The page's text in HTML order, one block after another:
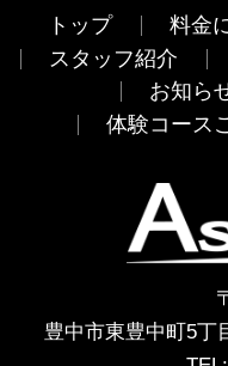
トップ 料金
スタッフ紹介
お知ら
体験コース
豊中市東豊中町5丁